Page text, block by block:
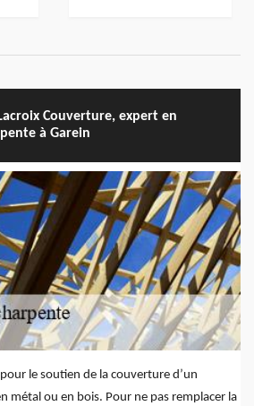
Couverture, expert en
à Garein
le soutien de la couverture d’un
métal ou en bois. Pour ne pas remplacer la